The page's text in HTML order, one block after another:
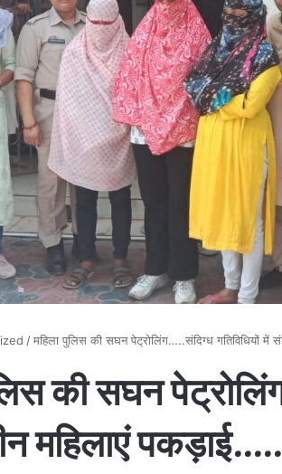
/महिला पुलिस की सघन पेट्रोलिंग…..संदिग्ध गतिविधियों में
की सघन
महिलाएं पकड़ाई…..